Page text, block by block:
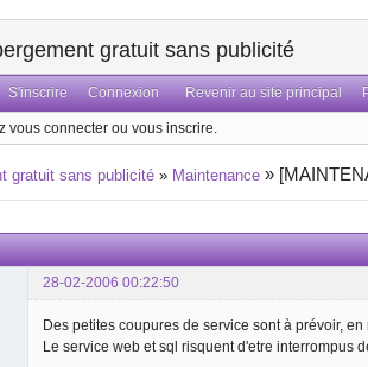
gratuit sans publicité
S'inscrire Connexion Revenir au site principal
vous connecter ou vous inscrire.
gratuit sans publicité » Maintenance »
28-02-2006 00:22:50
Des petites coupures de service sont à prévoir,
Le service web et sql risquent d'etre interrompus